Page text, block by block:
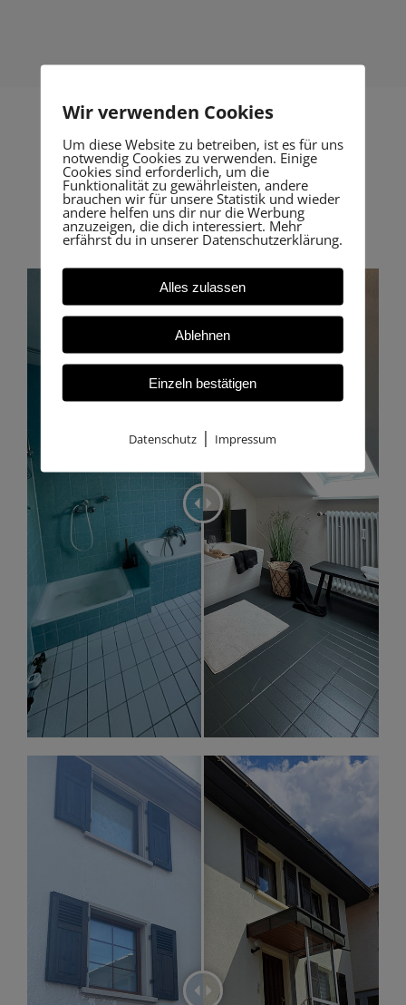
Unsere Resultate
lassen sich sehen.
Wir verwenden Cookies
Um diese Website zu betreiben, ist es für uns
notwendig Cookies zu verwenden. Einige
Cookies sind erforderlich, um die
Funktionalität zu gewährleisten, andere
brauchen wir für unsere Statistik und wieder
andere helfen uns dir nur die Werbung
anzuzeigen, die dich interessiert. Mehr
erfährst du in unserer Datenschutzerklärung.
Alles zulassen
Ablehnen
Einzeln bestätigen
Datenschutz | Impressum